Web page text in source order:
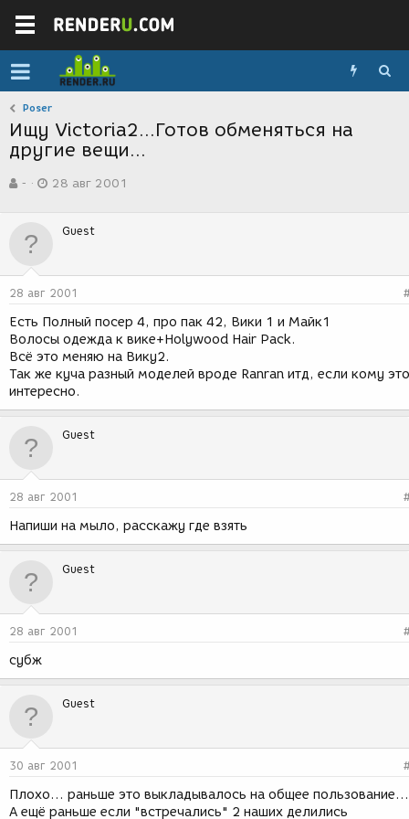
Poser
Ищу Victoria2...Готов обменяться на
другие вещи...
в
р
м
-
а
д
н
и
я
28 авг 2001
Guest
28 авг 2001
Есть Полный посер 4, про пак 42, Вики 1 и Майк1
Волосы одежда к вике+Holywood Hair Pack.
Всё это меняю на Вику2.
Так же куча разный моделей вроде Ranran итд, если кому это
интересно.
Guest
28 авг 2001
Напиши на мыло, расскажу где взять
Guest
28 авг 2001
субж
Guest
30 авг 2001
Плохо... раньше это выкладывалось на общее пользование...
А ещё раньше если "встречались" 2 наших делились